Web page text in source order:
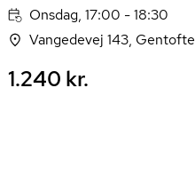
Onsdag, 17:00 - 18:30
Vangedevej 143, Gentofte
1.240 kr.